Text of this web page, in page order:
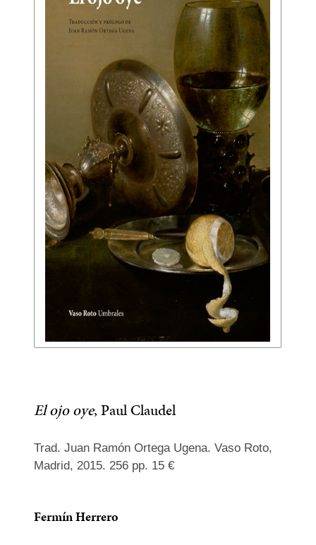
El ojo oye, Paul Claudel
Trad. Juan Ramón Ortega Ugena. Vaso Roto,
Madrid, 2015. 256 pp. 15 €
Fermín Herrero